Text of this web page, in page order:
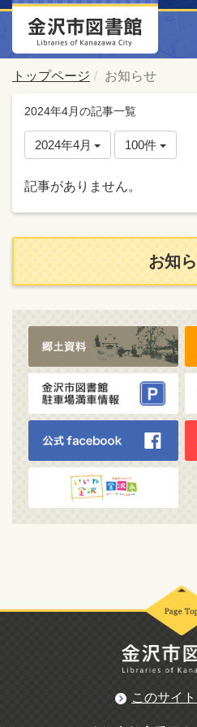
トップページ お知らせ
2024年4月の記事一覧
2024年4月 100件
記事がありません。
お知
このサイ